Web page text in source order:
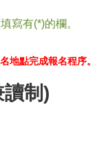
寫有(*)的欄。
地點完成報名程序。
制)